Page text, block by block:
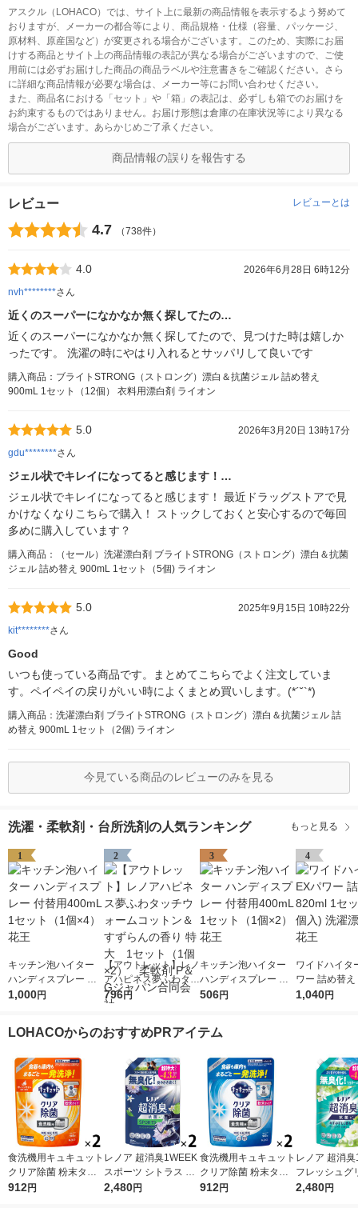
アスクル（LOHACO）では、サイト上に最新の商品情報を表示するよう努めて
おりますが、メーカーの都合等により、商品規格・仕様（容量、パッケージ、
原材料、原産国など）が変更される場合がございます。このため、実際にお届
けする商品とサイト上の商品情報の表記が異なる場合がございますので、ご使
用前には必ずお届けした商品の商品ラベルや注意書きをご確認ください。さら
に詳細な商品情報が必要な場合は、メーカー等にお問い合わせください。
また、商品名における「セット」や「箱」の表記は、必ずしも箱でのお届けを
お約束するものではありません。お届け形態は倉庫の在庫状況等により異なる
場合がございます。あらかじめご了承ください。
商品情報の誤りを報告する
レビュー レビューとは
4.7 （738件）
4.0
2026年6月28日 6時12分
nvh********さん
近くのスーパーになかなか無く探してたの…
近くのスーパーになかなか無く探してたので、見つけた時は嬉しか
ったです。 洗濯の時にやはり入れるとサッパリして良いです
購入商品：ブライトSTRONG（ストロング）漂白＆抗菌ジェル 詰め替え
900mL 1セット（12個） 衣料用漂白剤 ライオン
5.0
2026年3月20日 13時17分
gdu********さん
ジェル状でキレイになってると感じます！…
ジェル状でキレイになってると感じます！ 最近ドラッグストアで見
かけなくなりこちらで購入！ ストックしておくと安心するので毎回
多めに購入しています？
購入商品：（セール）洗濯漂白剤 ブライトSTRONG（ストロング）漂白＆抗菌
ジェル 詰め替え 900mL 1セット（5個) ライオン
5.0
2025年9月15日 10時22分
kit********さん
Good
いつも使っている商品です。まとめてこちらでよく注文していま
す。ペイペイの戻りがいい時によくまとめ買いします。(*´˘`*)
購入商品：洗濯漂白剤 ブライトSTRONG（ストロング）漂白＆抗菌ジェル 詰
め替え 900mL 1セット（2個) ライオン
今見ている商品のレビューのみを見る
洗濯・柔軟剤・台所洗剤の人気ランキング もっと見る
1
キッチン泡ハイター
ハンディスプレー 付
替用400mL 1セット
1,000円
2
【アウトレット】レノ
アハピネス夢ふわタッ
チウォームコットン＆
2） 柔軟剤 P＆Gジ
796円
3
キッチン泡ハイター
ハンディスプレー 付
替用400mL 1セット
506円
4
ワイドハイタ
ワー 詰め替
1セット（2個入)
1,040円
LOHACOからのおすすめPRアイテム
食洗機用キュキュット
クリア除菌 粉末タイ
プ オレンジ 詰め替え
912円
レノア 超消臭1WEEK
スポーツ シトラス 詰
め替え 超特大 1380m
2,480円
食洗機用キュキュット
クリア除菌 粉末タイ
プ グレープフルーツ
912円
レノア 超消
フレッシュグ
香り 詰め替え
2,480円